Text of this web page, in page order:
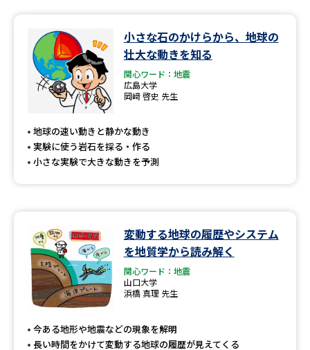
小さな石のかけらから、地球の
壮大な動きを知る
関心ワード：地震
広島大学
岡﨑 啓史 先生
地球の速い動きと静かな動き
実験に使う岩石を採る・作る
小さな実験で大きな動きを予測
変動する地球の履歴やシステム
を地質学から読み解く
関心ワード：地震
山口大学
浜橋 真理 先生
今ある地形や地震などの現象を解明
長い時間をかけて変動する地球の履歴が見えてくる